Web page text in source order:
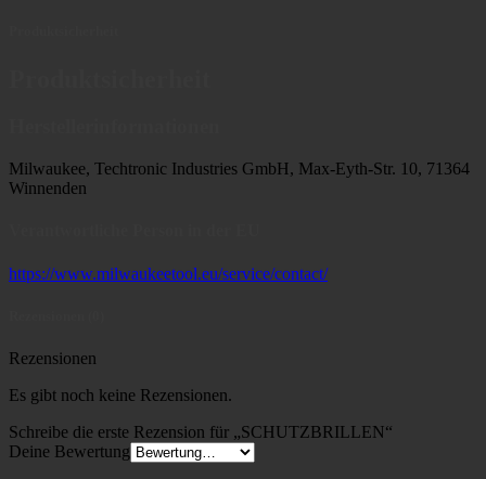
Milwaukee, Techtronic Industries GmbH, Max-Eyth-Str. 10, 71364
Winnenden
https://www.milwaukeetool.eu/service/contact/
Rezensionen
Es gibt noch keine Rezensionen.
Schreibe die erste Rezension für „SCHUTZBRILLEN“
Deine Bewertung